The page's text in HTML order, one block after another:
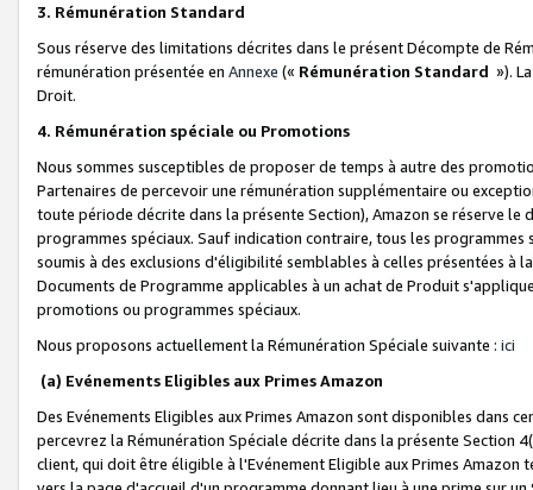
3. Rémunération Standard
Sous réserve des limitations décrites dans le présent Décompte de
rémunération présentée en Annexe (« Rémunération Standard »).
Droit.
4. Rémunération spéciale ou Promotions
Nous sommes susceptibles de proposer de temps à autre des
Partenaires de percevoir une rémunération supplémentaire ou
toute période décrite dans la présente Section), Amazon se réserve
programmes spéciaux. Sauf indication contraire, tous les
soumis à des exclusions d'éligibilité semblables à celles présentées à
Documents de Programme applicables à un achat de Produit
promotions ou programmes spéciaux.
Nous proposons actuellement la Rémunération Spéciale suivante : ici
(a) Evénements Eligibles aux Primes Amazon
Des Evénements Eligibles aux Primes Amazon sont disponibles dans
percevrez la Rémunération Spéciale décrite dans la présente Section
client, qui doit être éligible à l'Evénement Eligible aux Primes Amazon